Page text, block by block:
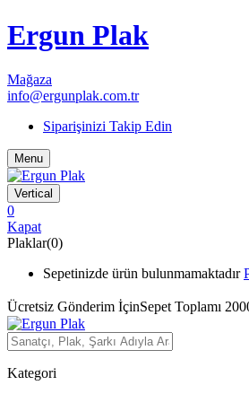
Ergun Plak
Mağaza
info@ergunplak.com.tr
Siparişinizi Takip Edin
Menu
Vertical
0
Kapat
Plaklar(0)
Sepetinizde ürün bulunmamaktadır
Ücretsiz Gönderim İçinSepet Toplamı
Kategori